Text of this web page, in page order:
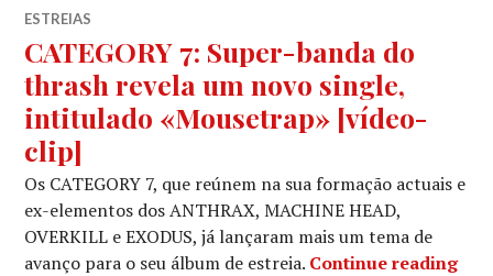
ESTREIAS
CATEGORY 7: Super-banda do
thrash revela um novo single,
intitulado «Mousetrap» [vídeo-
clip]
Os CATEGORY 7, que reúnem na sua formação actuais e
ex-elementos dos ANTHRAX, MACHINE HEAD,
OVERKILL e EXODUS, já lançaram mais um tema de
avanço para o seu álbum de estreia. Continue reading